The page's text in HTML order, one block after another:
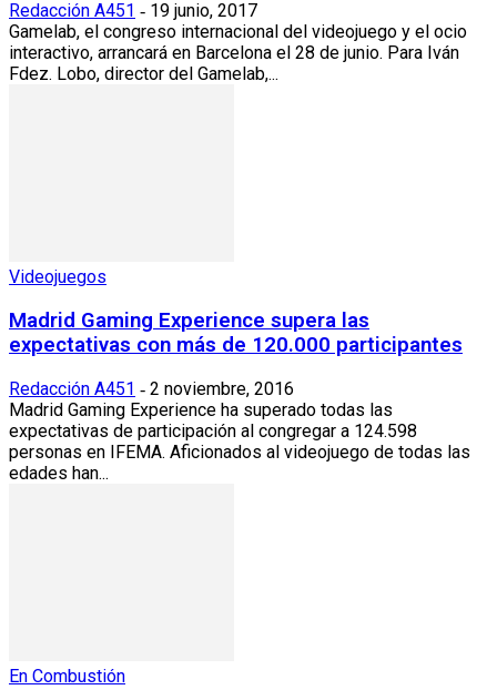
Redacción A451 - 19 junio, 2017
Gamelab, el congreso internacional del videojuego y el ocio
interactivo, arrancará en Barcelona el 28 de junio. Para Iván
Fdez. Lobo, director del Gamelab,...
Videojuegos
Madrid Gaming Experience supera las
expectativas con más de 120.000 participantes
Redacción A451 - 2 noviembre, 2016
Madrid Gaming Experience ha superado todas las
expectativas de participación al congregar a 124.598
personas en IFEMA. Aficionados al videojuego de todas las
edades han...
En Combustión